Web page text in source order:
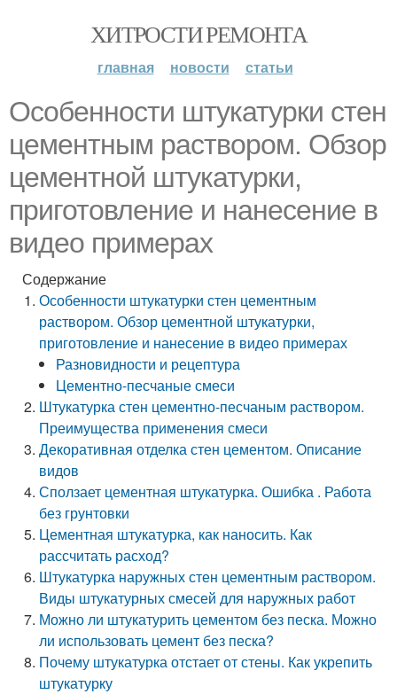
ХИТРОСТИ РЕМОНТА
главная новости статьи
Особенности штукатурки стен
цементным раствором. Обзор
цементной штукатурки,
приготовление и нанесение в
видео примерах
Содержание
Особенности штукатурки стен цементным
раствором. Обзор цементной штукатурки,
приготовление и нанесение в видео примерах
Разновидности и рецептура
Цементно-песчаные смеси
Штукатурка стен цементно-песчаным раствором.
Преимущества применения смеси
Декоративная отделка стен цементом. Описание
видов
Сползает цементная штукатурка. Ошибка . Работа
без грунтовки
Цементная штукатурка, как наносить. Как
рассчитать расход?
Штукатурка наружных стен цементным раствором.
Виды штукатурных смесей для наружных работ
Можно ли штукатурить цементом без песка. Можно
ли использовать цемент без песка?
Почему штукатурка отстает от стены. Как укрепить
штукатурку